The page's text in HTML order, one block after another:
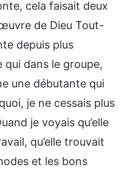
cela faisait deux
de Dieu Tout-
depuis plus
qui dans le groupe,
une débutante qui
je ne cessais plus
je voyais qu’elle
qu’elle trouvait
et les bons